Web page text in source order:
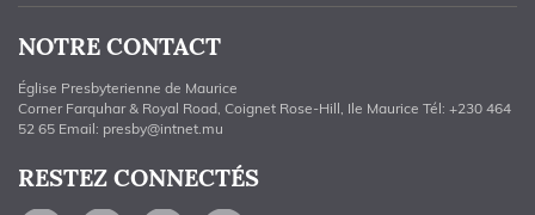
NOTRE CONTACT
Église Presbyterienne de Maurice
Corner Farquhar & Royal Road, Coignet Rose-Hill, Ile Maurice Tél: +230 464
52 65 Email: presby@intnet.mu
RESTEZ CONNECTÉS